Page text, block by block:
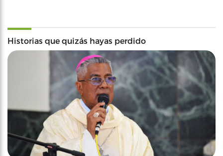
Historias que quizás hayas perdido